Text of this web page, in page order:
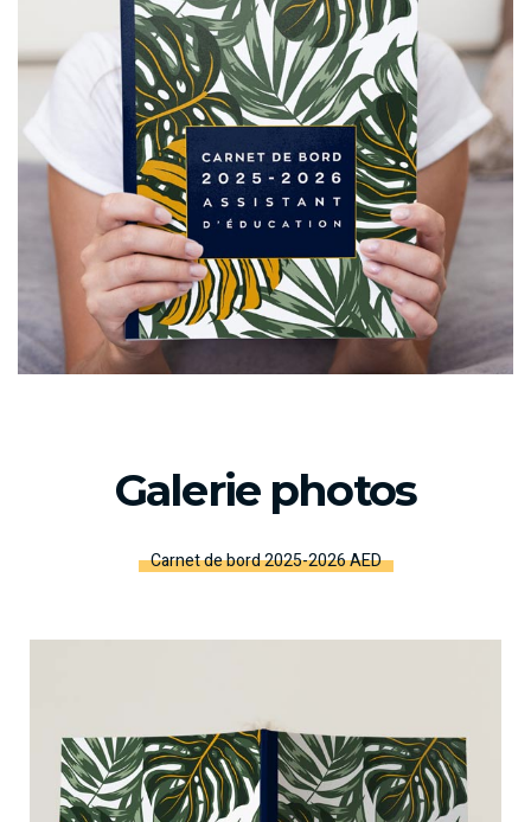
Galerie photos
Carnet de bord 2025-2026 AED